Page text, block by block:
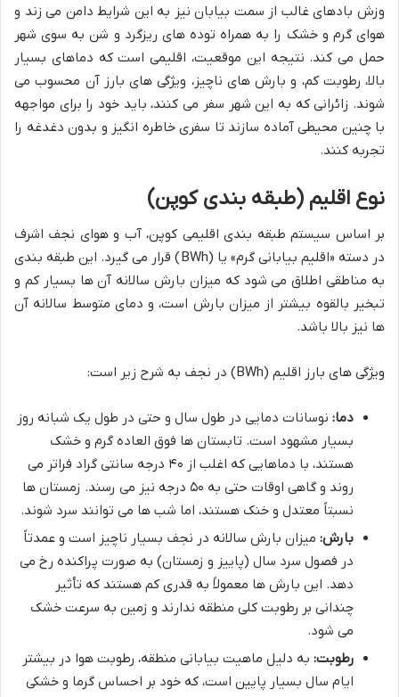
وزش بادهای غالب از سمت بیابان نیز به این شرایط دامن می زند و
هوای گرم و خشک را به همراه توده های ریزگرد و شن به سوی شهر
حمل می کند. نتیجه این موقعیت، اقلیمی است که دماهای بسیار
بالا، رطوبت کم، و بارش های ناچیز، ویژگی های بارز آن محسوب می
شوند. زائرانی که به این شهر سفر می کنند، باید خود را برای مواجهه
با چنین محیطی آماده سازند تا سفری خاطره انگیز و بدون دغدغه را
تجربه کنند.
نوع اقلیم (طبقه بندی کوپن)
بر اساس سیستم طبقه بندی اقلیمی کوپن، آب و هوای نجف اشرف
در دسته «اقلیم بیابانی گرم» یا (BWh) قرار می گیرد. این طبقه بندی
به مناطقی اطلاق می شود که میزان بارش سالانه آن ها بسیار کم و
تبخیر بالقوه بیشتر از میزان بارش است، و دمای متوسط سالانه آن
ها نیز بالا باشد.
ویژگی های بارز اقلیم (BWh) در نجف به شرح زیر است:
دما: نوسانات دمایی در طول سال و حتی در طول یک شبانه روز
بسیار مشهود است. تابستان ها فوق العاده گرم و خشک
هستند، با دماهایی که اغلب از ۴۰ درجه سانتی گراد فراتر می
روند و گاهی اوقات حتی به ۵۰ درجه نیز می رسند. زمستان ها
نسبتاً معتدل و خنک هستند، اما شب ها می توانند سرد شوند.
بارش: میزان بارش سالانه در نجف بسیار ناچیز است و عمدتاً
در فصول سرد سال (پاییز و زمستان) به صورت پراکنده رخ می
دهد. این بارش ها معمولاً به قدری کم هستند که تأثیر
چندانی بر رطوبت کلی منطقه ندارند و زمین به سرعت خشک
می شود.
رطوبت: به دلیل ماهیت بیابانی منطقه، رطوبت هوا در بیشتر
ایام سال بسیار پایین است، که خود بر احساس گرما و خشکی